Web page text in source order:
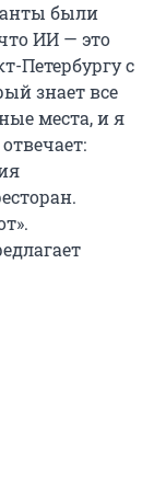
были
ИИ — это
Петербургу с
знает все
места, и я